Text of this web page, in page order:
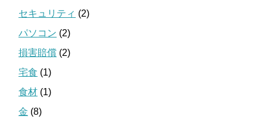
セキュリティ (2)
パソコン (2)
損害賠償 (2)
宅食 (1)
食材 (1)
金 (8)